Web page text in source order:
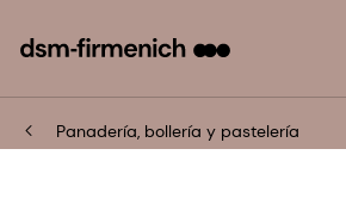
Panadería, bollería y pastelería